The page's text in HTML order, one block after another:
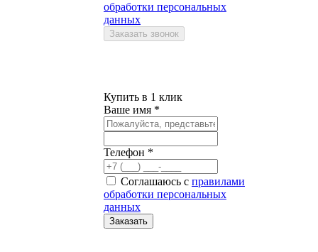
обработки персональных
данных
Купить в 1 клик
Ваше имя *
Телефон *
Соглашаюсь с правилами
обработки персональных
данных